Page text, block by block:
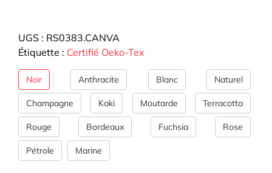
épais
-
Canvas
(14
coloris)
UGS : RS0383.CANVA
Étiquette : Certifié Oeko-Tex
Noir Anthracite Blanc Naturel
Champagne Kaki Moutarde Terracotta
Rouge Bordeaux Fuchsia Rose
Pétrole Marine